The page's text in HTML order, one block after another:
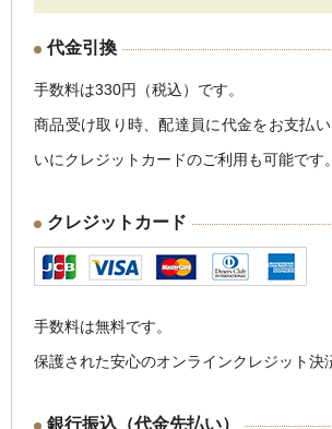
代金引換
手数料は330円（税込）です。
商品受け取り時、配達員に代金をお支払
いにクレジットカードのご利用も可能です。
クレジットカード
手数料は無料です。
保護された安心のオンラインクレジット決
銀行振込（代金先払い）